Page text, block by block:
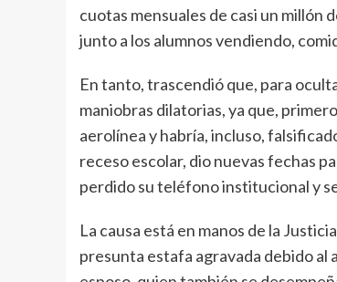
cuotas mensuales de casi un millón
junto a los alumnos vendiendo,
En tanto, trascendió que, para
maniobras dilatorias, ya que,
aerolínea y habría, incluso,
receso escolar, dio nuevas fechas
perdido su teléfono institucional y
La causa está en manos de la
presunta estafa agravada debido al